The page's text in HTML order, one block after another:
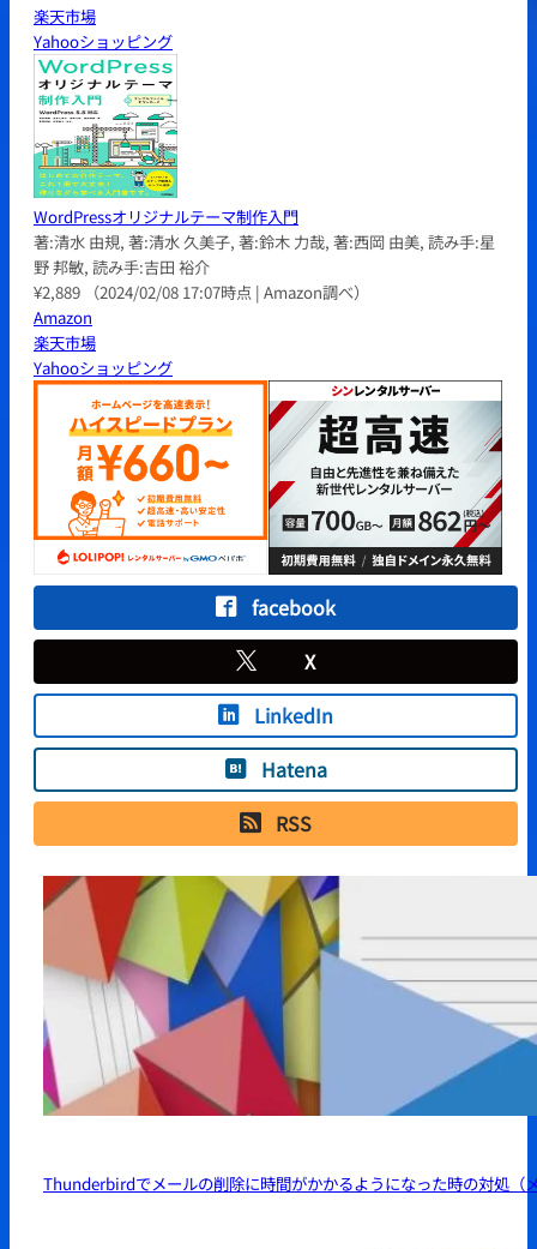
楽天市場
Yahooショッピング
WordPressオリジナルテーマ制作入門
著:清水 由規, 著:清水 久美子, 著:鈴木 力哉, 著:西岡 由美, 読み手:星
野 邦敏, 読み手:吉田 裕介
¥2,889
（2024/02/08 17:07時点 | Amazon調べ）
Amazon
楽天市場
Yahooショッピング
facebook
X
LinkedIn
Hatena
RSS
Thunderbirdでメールの削除に時間がかかるようになった時の対処（